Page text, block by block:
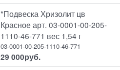
*Подвеска Хризолит цв
Красное арт. 03-0001-00-205-
1110-46-771 вес 1,54 г
03-0001-00-205-1110-46-771
29 000руб.